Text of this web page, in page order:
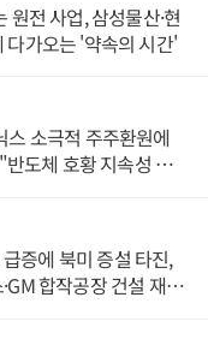
원전 사업, 삼성물산·현
다가오는 '약속의 시간'
스 소극적 주주환원에
도체 호황 지속성 의
증에 북미 증설 타진,
합작공장 건설 재추